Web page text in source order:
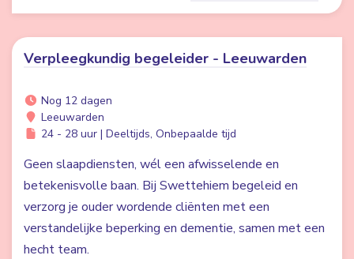
Verpleegkundig begeleider - Leeuwarden
Nog 12 dagen
Leeuwarden
24 - 28 uur | Deeltijds, Onbepaalde tijd
Geen slaapdiensten, wél een afwisselende en
betekenisvolle baan. Bij Swettehiem begeleid en
verzorg je ouder wordende cliënten met een
verstandelijke beperking en dementie, samen met een
hecht team.